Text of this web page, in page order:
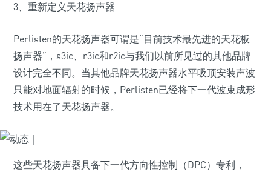
3、重新定义天花扬声器
Perlisten的天花扬声器可谓是“目前技术最先进的天花板
扬声器”，s3ic、r3ic和r2ic与我们以前所见过的其他品牌
设计完全不同。当其他品牌天花扬声器水平吸顶安装声波
只能对地面辐射的时候，Perlisten已经将下一代波束成形
技术用在了天花扬声器。
这些天花扬声器具备下一代方向性控制（DPC）专利，